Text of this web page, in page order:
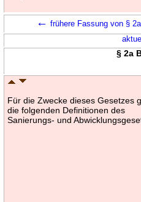
← frühere Fassung von § 2a
§ 2a
Für die Zwecke dieses Gesetzes
die folgenden Definitionen des
Sanierungs- und